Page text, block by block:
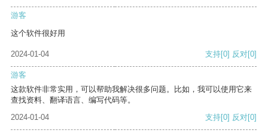
游客
这个软件很好用
2024-01-04 支持[0] 反对[0]
游客
这款软件非常实用，可以帮助我解决很多问题。比如，我可以使用它来
查找资料、翻译语言、编写代码等。
2024-01-04
支持[0] 反对[0]